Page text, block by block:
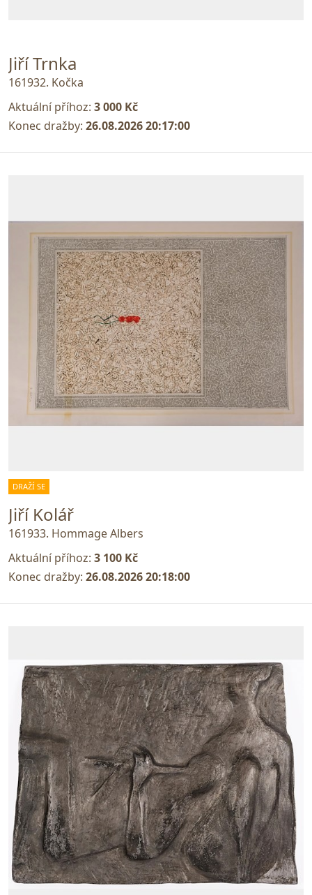
Jiří Trnka
161932. Kočka
Aktuální příhoz: 3 000 Kč
Konec dražby: 26.08.2026 20:17:00
DRAŽÍ SE
Jiří Kolář
161933. Hommage Albers
Aktuální příhoz: 3 100 Kč
Konec dražby: 26.08.2026 20:18:00